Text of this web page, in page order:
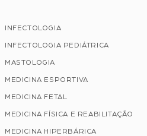
INFECTOLOGIA
INFECTOLOGIA PEDIÁTRICA
MASTOLOGIA
MEDICINA ESPORTIVA
MEDICINA FETAL
MEDICINA FÍSICA E REABILITAÇÃO
MEDICINA HIPERBÁRICA